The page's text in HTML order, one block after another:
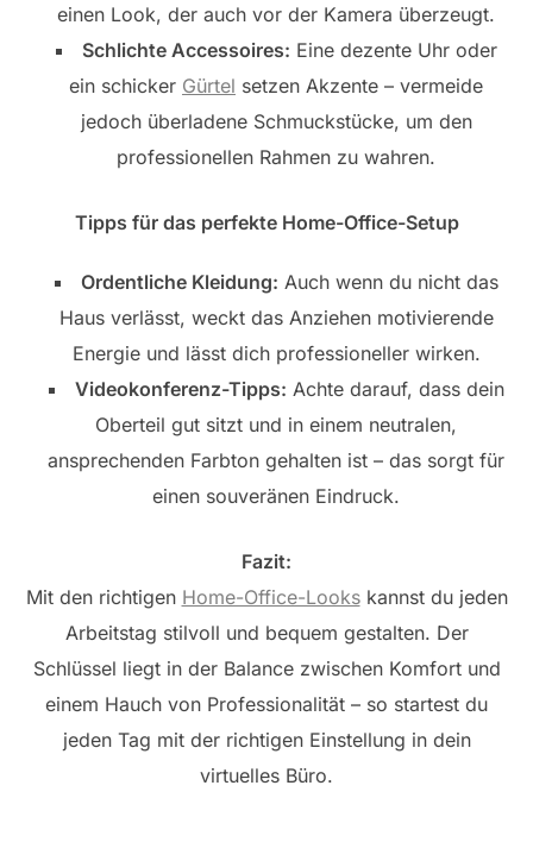
einen Look, der auch vor der Kamera überzeugt.
Schlichte Accessoires: Eine dezente Uhr oder
ein schicker Gürtel setzen Akzente – vermeide
jedoch überladene Schmuckstücke, um den
professionellen Rahmen zu wahren.
Tipps für das perfekte Home-Office-Setup
Ordentliche Kleidung: Auch wenn du nicht das
Haus verlässt, weckt das Anziehen motivierende
Energie und lässt dich professioneller wirken.
Videokonferenz-Tipps: Achte darauf, dass dein
Oberteil gut sitzt und in einem neutralen,
ansprechenden Farbton gehalten ist – das sorgt für
einen souveränen Eindruck.
Fazit:
Mit den richtigen Home-Office-Lookskannst du jeden
Arbeitstag stilvoll und bequem gestalten. Der
Schlüssel liegt in der Balance zwischen Komfort und
einem Hauch von Professionalität – so startest du
jeden Tag mit der richtigen Einstellung in dein
virtuelles Büro.